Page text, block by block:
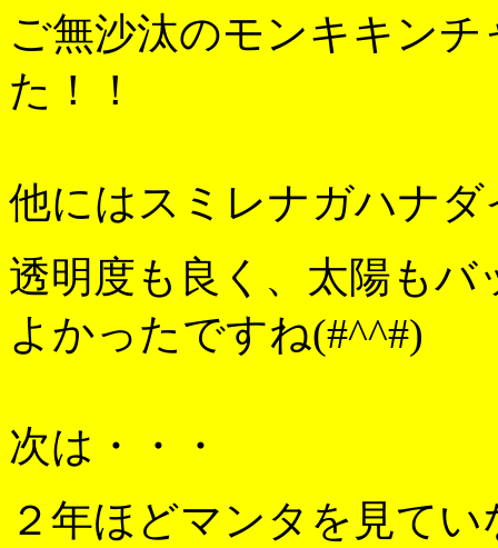
ご無沙汰のモンキキン
た！！
他にはスミレナガハナ
透明度も良く、太陽も
よかったですね(#^^#)
次は・・・
２年ほどマンタを見て